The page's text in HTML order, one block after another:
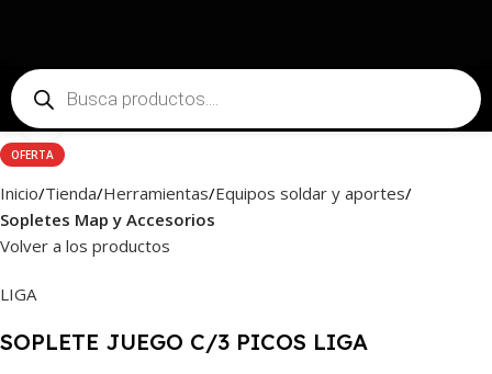
OFERTA
Inicio Tienda Herramientas Equipos soldar y aportes
Sopletes Map y Accesorios
Volver a los productos
LIGA
SOPLETE JUEGO C/3 PICOS LIGA